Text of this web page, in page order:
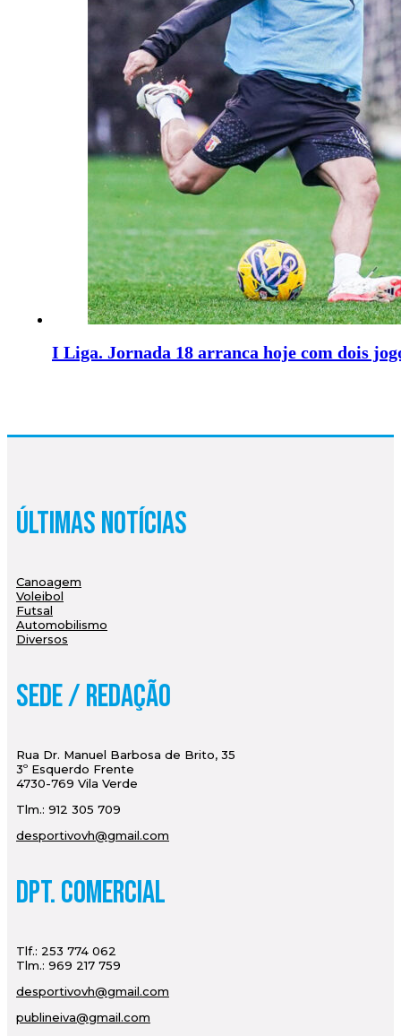
I Liga. Jornada 18 arranca hoje com dois
Últimas Notícias
Canoagem
Voleibol
Futsal
Automobilismo
Diversos
Sede / Redação
Rua Dr. Manuel Barbosa de Brito, 35
3º Esquerdo Frente
4730-769 Vila Verde
Tlm.: 912 305 709
desportivovh@gmail.com
Dpt. Comercial
Tlf.: 253 774 062
Tlm.: 969 217 759
desportivovh@gmail.com
publineiva@gmail.com